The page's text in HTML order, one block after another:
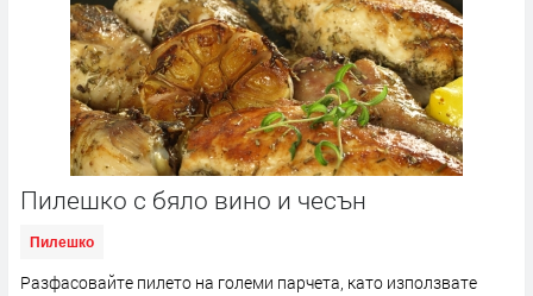
Пилешко с бяло вино и чесън
Пилешко
Разфасовайте пилето на големи парчета, като използвате